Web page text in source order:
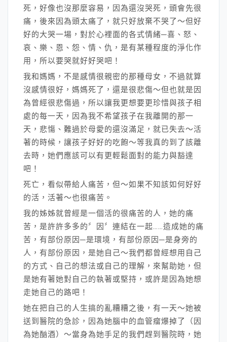
死，好像也沒那麼容易，因為還沒哭死，頭會先很
痛，後來因為頭太痛了，就只好放棄不哭了～但好
好的大哭一場，對於心裡面的各式情緒─喜、怒、
哀、樂、恩、怨、情、仇，是有某種程度的淨化作
用，所以要哭就好好哭吧！
我和媽媽，不是感情很親密的那種母女，不過就算
沒感情很好，媽媽死了，還是很悲傷～但也就是因
為曾經很悲傷過，所以讓我更想要更珍惜與孩子相
處的每一天，因為我不希望孩子在我離開的那一
天，悲慯、難過於母愛的還沒滿足，就已失去～活
著的時候，讓孩子好好的吃飽～等我真的到了該離
去時，她們應該可以有更輕鬆面對的能力與豁達
吧！
死亡，看似帶給人痛苦，但～如果不知該如何好好
的活，活著～也很痛苦。
我的姊姊就曾經是一個活的很痛苦的人，她的痛
苦，是許許多多的〞因〞連結在一起……造成她的痛
苦，有部份原因─是環境，有部份原因─是身旁的
人，有部份原因，是她自己～我們都曾經想用自己
的方式、自己的想法或自己的理解，來幫助她，但
是她有著她對自己的執著或堅持，或許是因為她想
走她自己的路吧！
她在把自己的人生搞的亂糟糟之後，有一天～她被
送到醫院的急診，因為她腦中的血管瘤爆掉了（因
為她酗酒）～當身為她手足的我們趕到醫院時，她